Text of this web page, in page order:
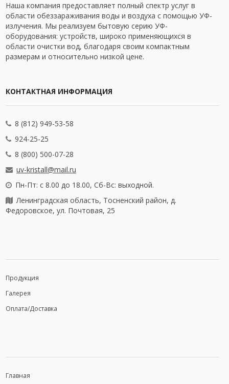
Наша компания предоставляет полный спектр услуг в
области обеззараживания воды и воздуха с помощью УФ-
излучения. Мы реализуем бытовую серию УФ-
оборудования: устройств, широко применяющихся в
области очистки вод, благодаря своим компактным
размерам и относительно низкой цене.
КОНТАКТНАЯ ИНФОРМАЦИЯ
8 (812) 949-53-58
924-25-25
8 (800) 500-07-28
uv-kristall@mail.ru
Пн-Пт: с 8.00 до 18.00, Сб-Вс: выходной.
Ленинградская область, Тосненский район, д.
Федоровское, ул. Почтовая, 25
Продукция
Галерея
Оплата/Доставка
Главная